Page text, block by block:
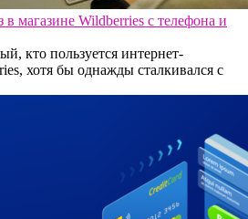
в магазине Wildberries с телефона и
кто пользуется интернет-
хотя бы однажды сталкивался с